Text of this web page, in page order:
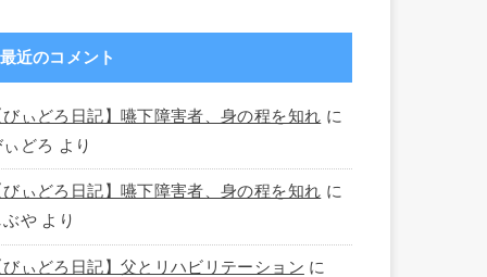
最近のコメント
びぃどろ日記】嚥下障害者、身の程を知れ に
ぃどろ より
びぃどろ日記】嚥下障害者、身の程を知れ に
ぶや より
びぃどろ日記】父とリハビリテーション に